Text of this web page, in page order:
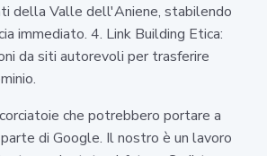
della Valle dell'Aniene, stabilendo
immediato. 4. Link Building Etica:
da siti autorevoli per trasferire
che potrebbero portare a
di Google. Il nostro è un lavoro